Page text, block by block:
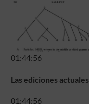
01:44:56
Las ediciones actuales
01:44:56